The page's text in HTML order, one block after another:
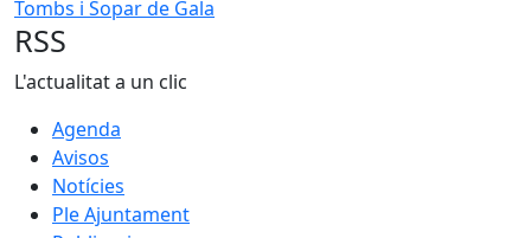
RSS
L'actualitat a un clic
Agenda
Avisos
Notícies
Ple Ajuntament